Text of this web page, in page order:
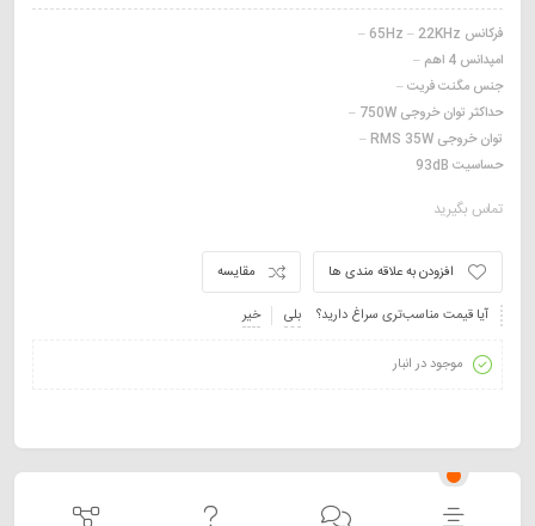
فرکانس 65Hz – 22KHz –
امپدانس 4 اهم –
جنس مگنت فریت –
حداکثر توان خروجی 750W –
توان خروجی RMS 35W –
حساسیت 93dB
تماس بگیرید
مقایسه
افزودن به علاقه مندی ها
آیا قیمت مناسب‌تری سراغ دارید؟
بلی خیر
موجود در انبار